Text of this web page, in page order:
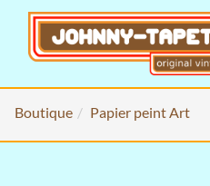
Boutique Papier peint Art